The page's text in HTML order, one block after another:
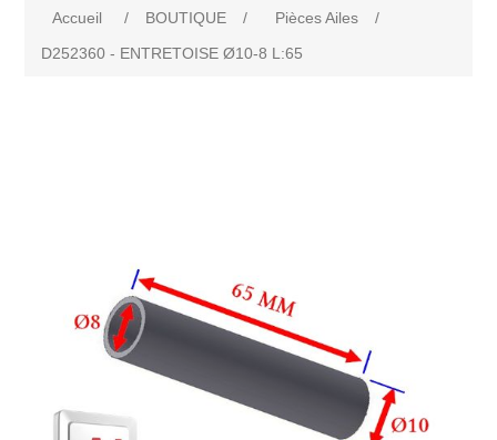
Accueil / BOUTIQUE / Pièces Ailes
/
D252360 - ENTRETOISE Ø10-8 L:65